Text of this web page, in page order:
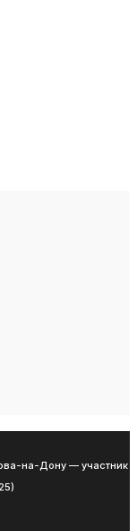
на-Дону — участник